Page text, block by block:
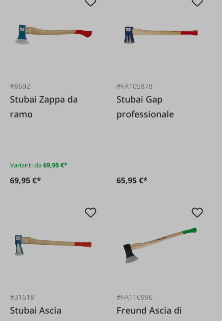
#8692
Stubai Zappa da
ramo
Varianti da69,95 €*
69,95 €*
#FA105878
Stubai Gap
professionale
65,95 €*
#31618
Stubai Ascia
#FA116996
Freund Ascia di